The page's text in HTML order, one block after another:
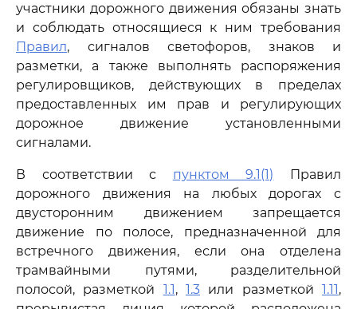
участники дорожного движения обязаны знать
и соблюдать относящиеся к ним требования
Правил, сигналов светофоров, знаков и
разметки, а также выполнять распоряжения
регулировщиков, действующих в пределах
предоставленных им прав и регулирующих
дорожное движение установленными
сигналами.
В соответствии с пунктом 9.1(1) Правил
дорожного движения на любых дорогах с
двусторонним движением запрещается
движение по полосе, предназначенной для
встречного движения, если она отделена
трамвайными путями, разделительной
полосой, разметкой 1.1,1.3 или разметкой1.11,